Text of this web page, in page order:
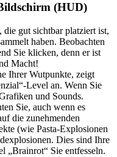
(HUD)
die gut sichtbar platziert ist,
haben. Beobachten
Sie klicken, denn er ist
Macht!
Ihrer Wutpunkte, zeigt
Level an. Wenn Sie
und Sounds.
Sie, auch wenn es
die zunehmenden
(wie Pasta-Explosionen
Dies sind Ihre
„Brainrot“ Sie entfesseln.